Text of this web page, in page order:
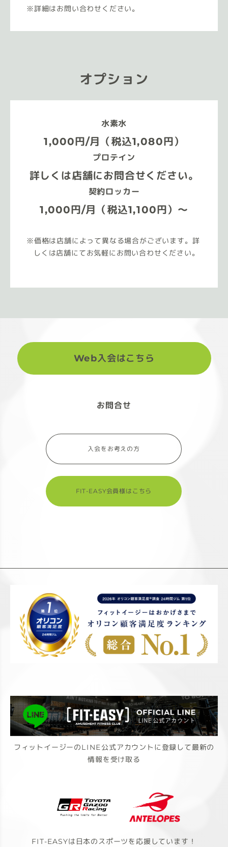
詳細はお問い合わせください。
オプション
水素水
1,000円/月（税込1,080円）
プロテイン
詳しくは店舗にお問合せください。
契約ロッカー
1,000円/月（税込1,100円）～
価格は店舗によって異なる場合がございます。詳
しくは店舗にてお気軽にお問い合わせください。
Web入会はこちら
お問合せ
入会をお考えの方
FIT-EASY会員様はこちら
フィットイージーのLINE公式アカウントに登録して最新の
情報を受け取る
FIT-EASYは日本のスポーツを応援しています！